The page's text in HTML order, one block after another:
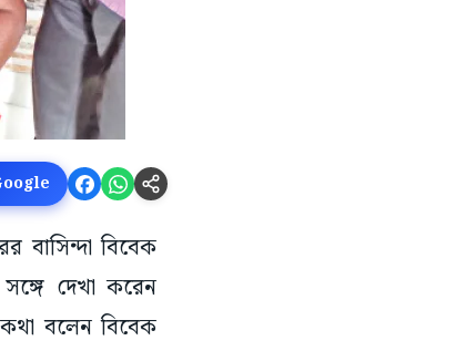
বাসিন্দা বিবেক
দেখা করেন
বলেন বিবেক